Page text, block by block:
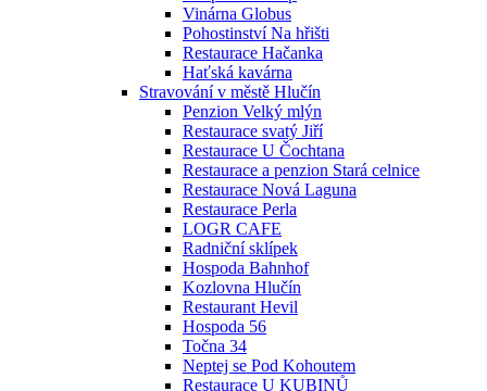
Vinárna Globus
Pohostinství Na hřišti
Restaurace Hačanka
Haťská kavárna
Stravování v městě Hlučín
Penzion Velký mlýn
Restaurace svatý Jiří
Restaurace U Čochtana
Restaurace a penzion Stará celnice
Restaurace Nová Laguna
Restaurace Perla
LOGR CAFE
Radniční sklípek
Hospoda Bahnhof
Kozlovna Hlučín
Restaurant Hevil
Hospoda 56
Točna 34
Neptej se Pod Kohoutem
Restaurace U KUBINŮ